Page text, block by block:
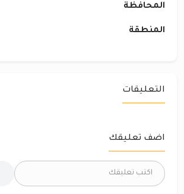
المحافظة
المنطقة
التعليقات
اضف تعليقك